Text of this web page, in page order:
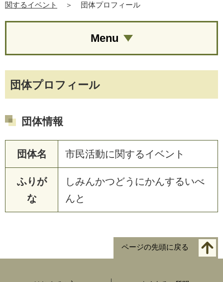
関するイベント
＞ 団体プロフィール
団体プロフィール
団体情報
団体名 市民活動に関するイベント
ふりが
な
しみんかつどうにかんするいべ
んと
Menu
ページの先頭に戻る